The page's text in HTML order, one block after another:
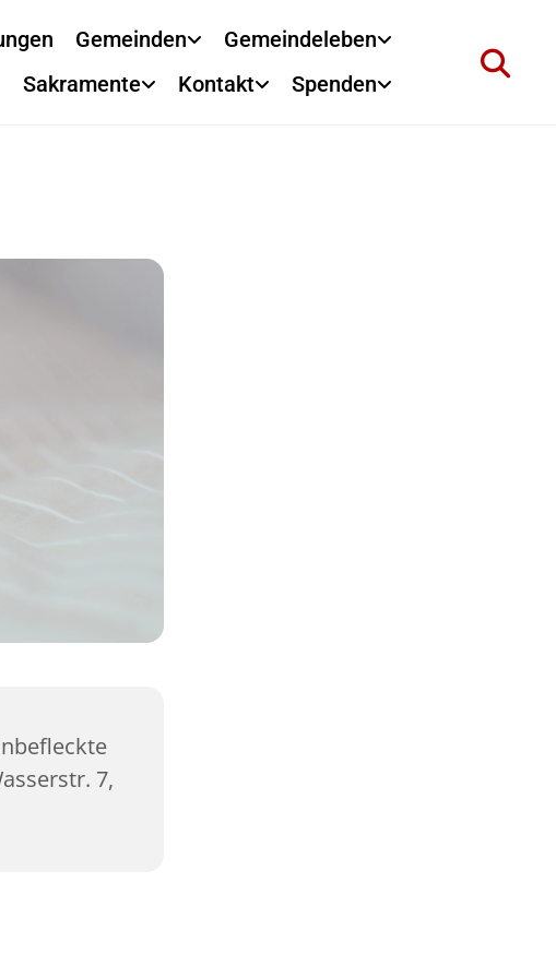
Gemeinden
Gemeindeleben
Sakramente
Kontakt Spenden
7,